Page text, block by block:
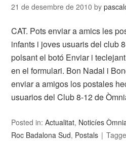
21 de desembre de 2010 by
CAT. Pots enviar a amics les
infants i joves usuaris del club
polsant el botó Enviar i
en el formulari. Bon Nadal i
enviar a amigos los postales
usuarios del Club 8-12 de
Posted in:Actualitat, Noticíes
Roc Badalona Sud, Postals